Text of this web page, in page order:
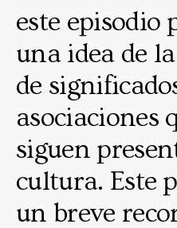
este episodio
una idea de
de
asociaciones
siguen
cultura. Este
un breve